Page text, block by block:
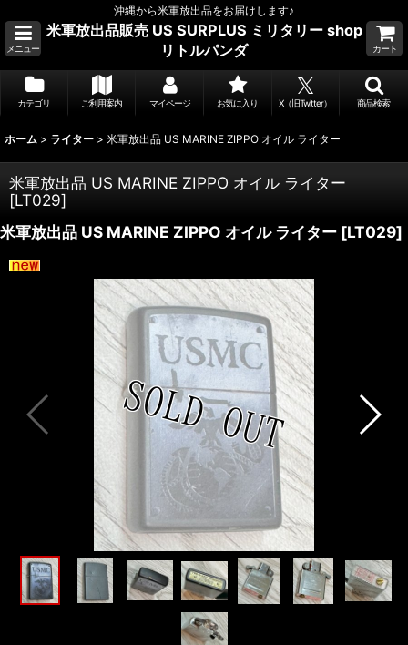
沖縄から米軍放出品をお届けします♪
メニュー
米軍放出品販売 US SURPLUS ミリタリー shop
リトルパンダ
カート
カテゴリ ご利用案内 マイページ お気に入り X（旧Twitter） 商品検索
ホーム > ライター > 米軍放出品 US MARINE ZIPPO オイル ライター
米軍放出品 US MARINE ZIPPO オイル ライター
[LT029]
米軍放出品 US MARINE ZIPPO オイル ライター [LT029]